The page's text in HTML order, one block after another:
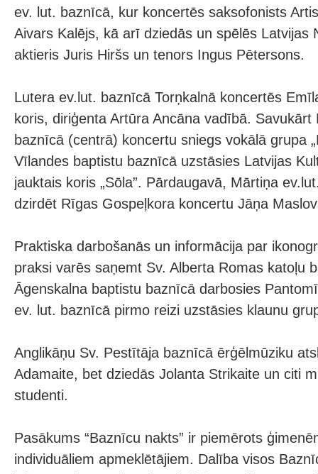
ev. lut. baznīcā, kur koncertēs saksofonists
Aivars Kalējs, kā arī dziedās un spēlēs Latvijas
aktieris Juris Hiršs un tenors Ingus Pētersons.
Lutera ev.lut. baznīcā Torņkalnā koncertēs
koris, diriģenta Artūra Ancāna vadībā. Savukārt
baznīcā (centrā) koncertu sniegs vokālā grupa
Vīlandes baptistu baznīcā uzstāsies Latvijas
jauktais koris „Sōla”. Pārdaugavā, Mārtiņa
dzirdēt Rīgas Gospeļkora koncertu Jāņa
Praktiska darbošanās un informācija par
praksi varēs saņemt Sv. Alberta Romas katoļu
Āgenskalna baptistu baznīcā darbosies
ev. lut. baznīcā pirmo reizi uzstāsies klaunu
Anglikāņu Sv. Pestītāja baznīcā ērģēlmūziku
Adamaite, bet dziedās Jolanta Strikaite un citi
studenti.
Pasākums “Baznīcu nakts” ir piemērots
individuāliem apmeklētājiem. Dalība visos